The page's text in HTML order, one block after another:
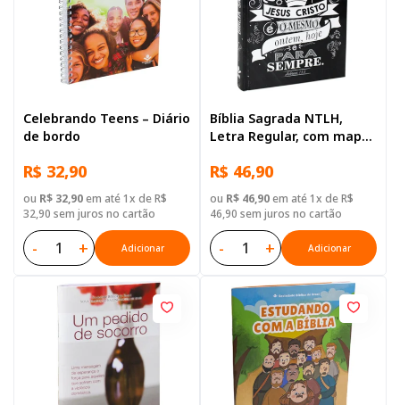
Celebrando Teens – Diário
de bordo
R$ 32,90
ou R$ 32,90em até 1x de R$
32,90 sem juros no cartão
- + Adicionar
Bíblia Sagrada NTLH,
Letra Regular, com mapa,
Marrom
R$ 46,90
ou R$ 46,90em até 1x de R$
46,90 sem juros no cartão
- + Adicionar